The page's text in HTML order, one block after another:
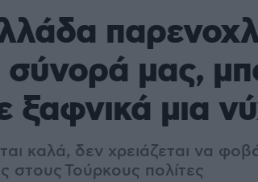
σύνορά μας,
ξαφνικά μια
καλά, δεν χρειάζεται να
στους Τούρκους πολίτες